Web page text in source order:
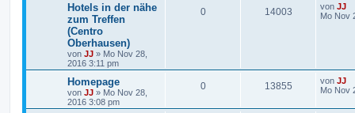
Hotels in der nähe
zum Treffen
(Centro
Oberhausen)
von JJ » Mo Nov 28,
2016 3:11 pm
0 14003 von JJ
Mo Nov
Homepage
von JJ » Mo Nov 28,
2016 3:08 pm
0 13855 von JJ
Mo Nov